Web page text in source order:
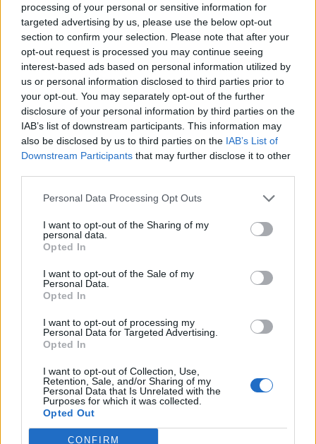
processing of your personal or sensitive information for
targeted advertising by us, please use the below opt-out
section to confirm your selection. Please note that after your
opt-out request is processed you may continue seeing
interest-based ads based on personal information utilized by
us or personal information disclosed to third parties prior to
your opt-out. You may separately opt-out of the further
disclosure of your personal information by third parties on the
IAB’s list of downstream participants. This information may
also be disclosed by us to third parties on the IAB’s List of
Downstream Participants that may further disclose it to other
Personal Data Processing Opt Outs
I want to opt-out of the Sharing of my
personal data.
Opted In
I want to opt-out of the Sale of my
Personal Data.
Opted In
I want to opt-out of processing my
Personal Data for Targeted Advertising.
Opted In
I want to opt-out of Collection, Use,
Retention, Sale, and/or Sharing of my
Personal Data that Is Unrelated with the
Purposes for which it was collected.
Opted Out
CONFIRM
MEDIA
Το μήνυμα της Σκορδά σε παρουσιάστρια
του Έψιλον και η απάντηση της on air
12:45 @23-08-2017
Το ξέσπασμα για τη Λάσκαρη: «Είναι
χυδαιότατο. Να βάλουν μια άγκυρα στον
λαιμό…»